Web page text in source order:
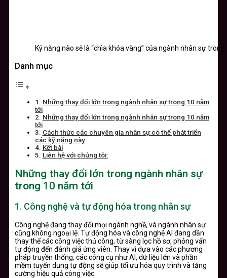
Kỹ năng nào sẽ là “chìa khóa vàng” của ngành nhân sự
Danh mục
Những thay đổi lớn trong ngành nhân sự trong 10 năm
tới
Những thay đổi lớn trong ngành nhân sự trong 10 năm
tới
Cách thức các chuyên gia nhân sự có thể phát triển
các kỹ năng này
Kết bài
Liên hệ với chúng tôi:
Những thay đổi lớn trong ngành nhân sự
trong 10 năm tới
1. Công nghệ và tự động hóa trong nhân sự
Công nghệ đang thay đổi mọi ngành nghề, và ngành nhân sự
cũng không ngoại lệ. Tự động hóa và công nghệ AI đang dần
thay thế các công việc thủ công, từ sàng lọc hồ sơ, phỏng vấn
tự động đến đánh giá ứng viên. Thay vì dựa vào các phương
pháp truyền thống, các công cụ như AI, dữ liệu lớn và phần
mềm tuyển dụng tự động sẽ giúp tối ưu hóa quy trình và tăng
cường hiệu quả công việc.